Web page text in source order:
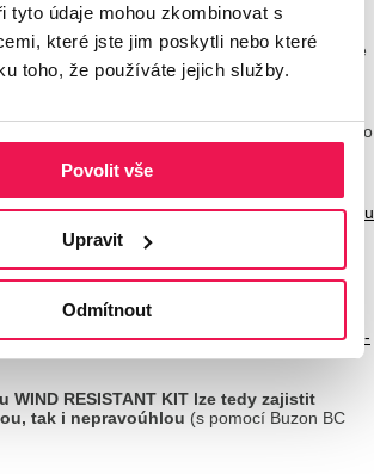
tyto údaje mohou zkombinovat s
které jste jim poskytli nebo které
toho, že používáte jejich služby.
Povolit vše
Upravit
Odmítnout
příslušenství pro všechny 3 základní série
–DPH,BCiPB. Rozdíl najdeme pouze ve
do hlavy terče.
DPH-TABS-POM-WR (tj. mezerníky o
17 mm), u které je střední část uzpůsobena
série se šroub uchycuje do kolíku PB-KIT-1,
otvoru v hlavě PB, resp. BC terče.
WIND RESISTANT KIT lze tedy zajistit
tak i nepravoúhlou (s pomocí Buzon BC